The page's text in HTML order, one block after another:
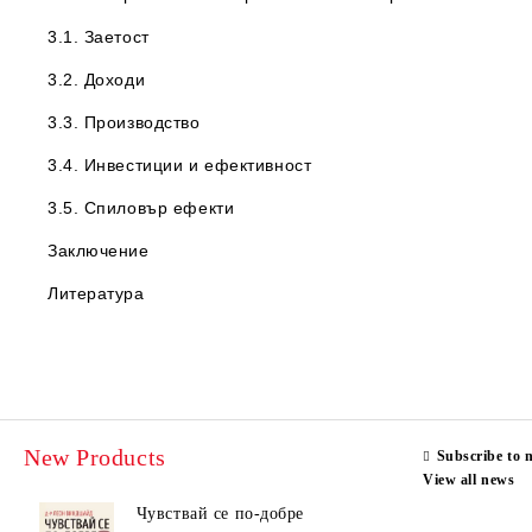
3.1. Заетост
3.2. Доходи
3.3. Производство
3.4. Инвестиции и ефективност
3.5. Спиловър ефекти
Заключение
Литература
New Products
Чувствай се по-добре
Subscribe to
View all news